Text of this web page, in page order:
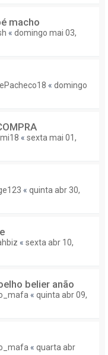
macho
« domingo mai 03,
« domingo
« sexta mai 01,
« quinta abr 30,
« sexta abr 10,
belier anão
« quinta abr 09,
« quarta abr